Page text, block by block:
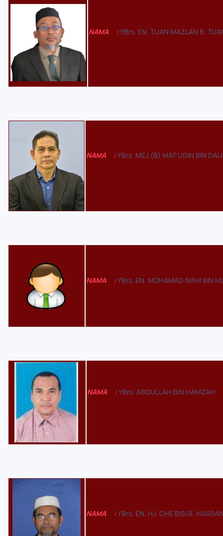
NAMA :YBrs. EN. TUAN MAZLAN B.
NAMA :YBrs. MEJ (B) MAT UDIN BIN
NAMA :YBrs. EN. MOHAMAD NAHI BIN
NAMA :YBrs. ABDULLAH BIN HAMZAH
NAMA :YBrs. EN. HJ. CHE BISI B.